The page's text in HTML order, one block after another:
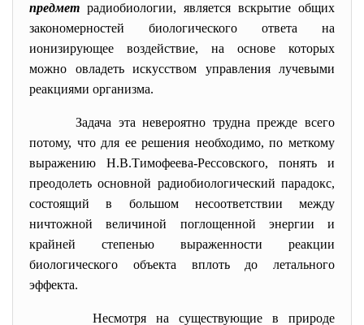
предмет радиобиологии, является вскрытие общих
закономерностей биологического ответа на
ионизирующее воздействие, на основе которых
можно овладеть искусством управления лучевыми
реакциями организма.
Задача эта невероятно трудна прежде всего
потому, что для ее решения необходимо, по меткому
выражению Н.В.Тимофеева-Рессовского, понять и
преодолеть основной радиобиологический парадокс,
состоящий в большом несоответствии между
ничтожной величиной поглощенной энергии и
крайней степенью выраженности реакции
биологического объекта вплоть до летального
эффекта.
Несмотря на существующие в природе